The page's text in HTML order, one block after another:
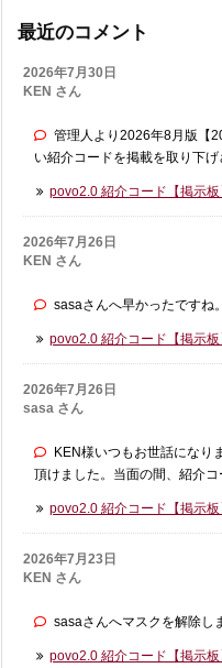
最近のコメント
2026年7月30日
KEN さん
管理人より2026年8月版【
い紹介コードを掲載を取り下げ
povo2.0 紹介コード【掲示板
2026年7月26日
KEN さん
sasaさんへ早かったですね
povo2.0 紹介コード【掲示板
2026年7月26日
sasa さん
KEN様いつもお世話になり
頂けました。当面の間、紹介
povo2.0 紹介コード【掲示板
2026年7月23日
KEN さん
sasaさんへマスクを解除し
povo2.0 紹介コード【掲示板